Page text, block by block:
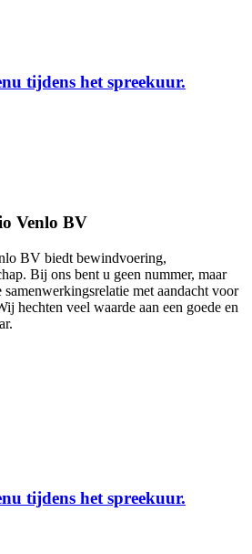
tijdens het spreekuur.
Venlo BV
BV biedt bewindvoering,
Bij ons bent u geen nummer, maar
met aandacht voor
hechten veel waarde aan een goede en
tijdens het spreekuur.